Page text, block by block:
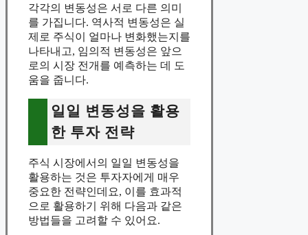
각각의 변동성은 서로 다른 의미
를 가집니다. 역사적 변동성은 실
제로 주식이 얼마나 변화했는지를
나타내고, 임의적 변동성은 앞으
로의 시장 전개를 예측하는 데 도
움을 줍니다.
일일 변동성을 활용
한 투자 전략
주식 시장에서의 일일 변동성을
활용하는 것은 투자자에게 매우
중요한 전략인데요, 이를 효과적
으로 활용하기 위해 다음과 같은
방법들을 고려할 수 있어요.